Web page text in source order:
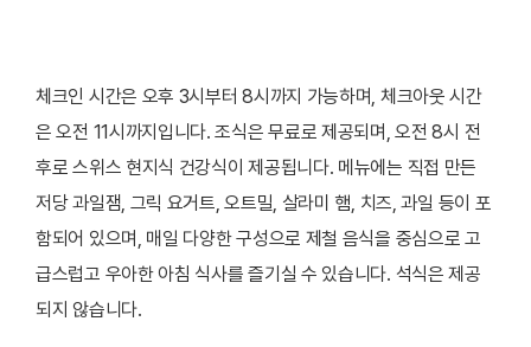
체크인 시간은 오후 3시부터 8시까지 가능하며, 체크아웃 시간
은 오전 11시까지입니다. 조식은 무료로 제공되며, 오전 8시 전
후로 스위스 현지식 건강식이 제공됩니다. 메뉴에는 직접 만든
저당 과일잼, 그릭 요거트, 오트밀, 살라미 햄, 치즈, 과일 등이 포
함되어 있으며, 매일 다양한 구성으로 제철 음식을 중심으로 고
급스럽고 우아한 아침 식사를 즐기실 수 있습니다. 석식은 제공
되지 않습니다.